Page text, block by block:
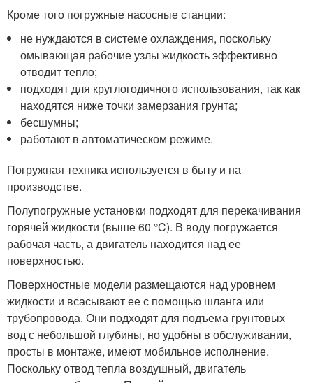
Кроме того погружные насосные станции:
не нуждаются в системе охлаждения, поскольку
омывающая рабочие узлы жидкость эффективно
отводит тепло;
подходят для круглогодичного использования, так как
находятся ниже точки замерзания грунта;
бесшумны;
работают в автоматическом режиме.
Погружная техника используется в быту и на
производстве.
Полупогружные установки подходят для перекачивания
горячей жидкости (выше 60 °C). В воду погружается
рабочая часть, а двигатель находится над ее
поверхностью.
Поверхностные модели размещаются над уровнем
жидкости и всасывают ее с помощью шланга или
трубопровода. Они подходят для подъема грунтовых
вод с небольшой глубины, но удобны в обслуживании,
просты в монтаже, имеют мобильное исполнение.
Поскольку отвод тепла воздушный, двигатель